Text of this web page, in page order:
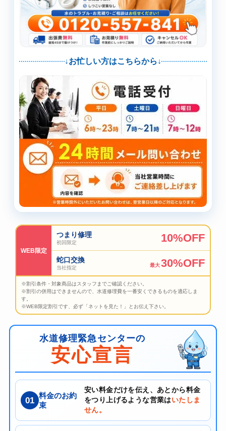
↓お忙しい方はこちらから↓
WEB限定
つまり修理
初回限定 10%OFF
蛇口交換
当社指定 最大30%OFF
※割引条件・対象商品はスタッフまでご確認ください。
※割引の併用はできませんので、水道修理費を一番安くできるものを適応しま
す。
※WEB限定割引です、必ず「ネットを見た！」とお伝え下さい。
水道修理緊急センターの
安心宣言
01 料金のお約
束
安い料金だけを伝え、あとから料金
をつり上げるような営業はいたしま
せん。